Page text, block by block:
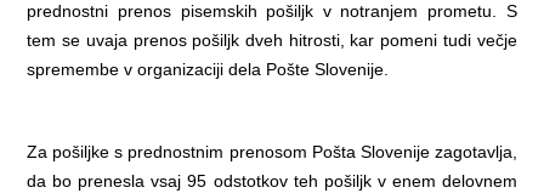
prednostni prenos pisemskih pošiljk v notranjem prometu. S
tem se uvaja prenos pošiljk dveh hitrosti, kar pomeni tudi večje
spremembe v organizaciji dela Pošte Slovenije.
Za pošiljke s prednostnim prenosom Pošta Slovenije zagotavlja,
da bo prenesla vsaj 95 odstotkov teh pošiljk v enem delovnem